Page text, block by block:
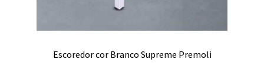
Escoredor cor Branco Supreme Premoli